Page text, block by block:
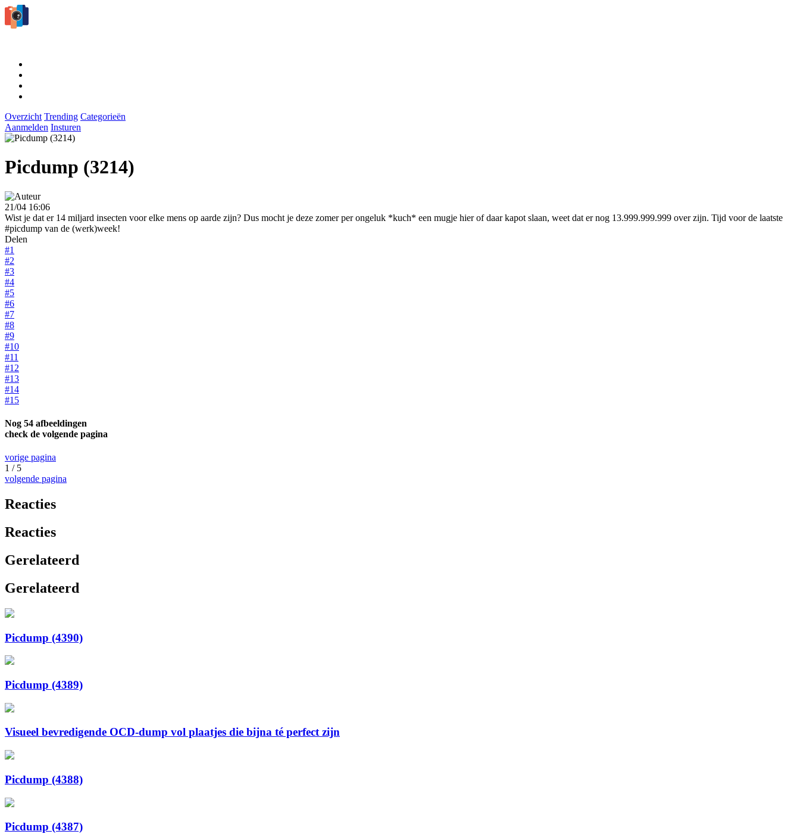
Overzicht Trending Categorieën
Aanmelden Insturen
Picdump (3214)
21/04 16:06
Wist je dat er 14 miljard insecten voor elke mens op aarde zijn? Dus mocht je deze zomer per ongeluk *kuch* een mugje hier of daar kapot slaan, weet dat er nog 13.999.999.999 over zijn. Tijd voor de laatste
#picdump van de (werk)week!
Delen
#1
#2
#3
#4
#5
#6
#7
#8
#9
#10
#11
#12
#13
#14
#15
Nog 54 afbeeldingen
check de volgende pagina
vorige pagina
1 / 5
volgende pagina
Reacties
Reacties
Gerelateerd
Gerelateerd
Picdump (4390)
Picdump (4389)
Visueel bevredigende OCD-dump vol plaatjes die bijna té perfect zijn
Picdump (4388)
Picdump (4387)